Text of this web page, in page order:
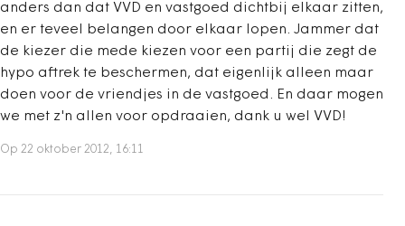
anders dan dat VVD en vastgoed dichtbij elkaar zitten,
en er teveel belangen door elkaar lopen. Jammer dat
de kiezer die mede kiezen voor een partij die zegt de
hypo aftrek te beschermen, dat eigenlijk alleen maar
doen voor de vriendjes in de vastgoed. En daar mogen
we met z'n allen voor opdraaien, dank u wel VVD!
Op 22 oktober 2012, 16:11